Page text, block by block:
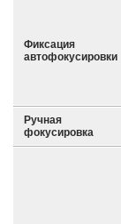
Фиксация
автофокусировки
Ручная
фокусировка